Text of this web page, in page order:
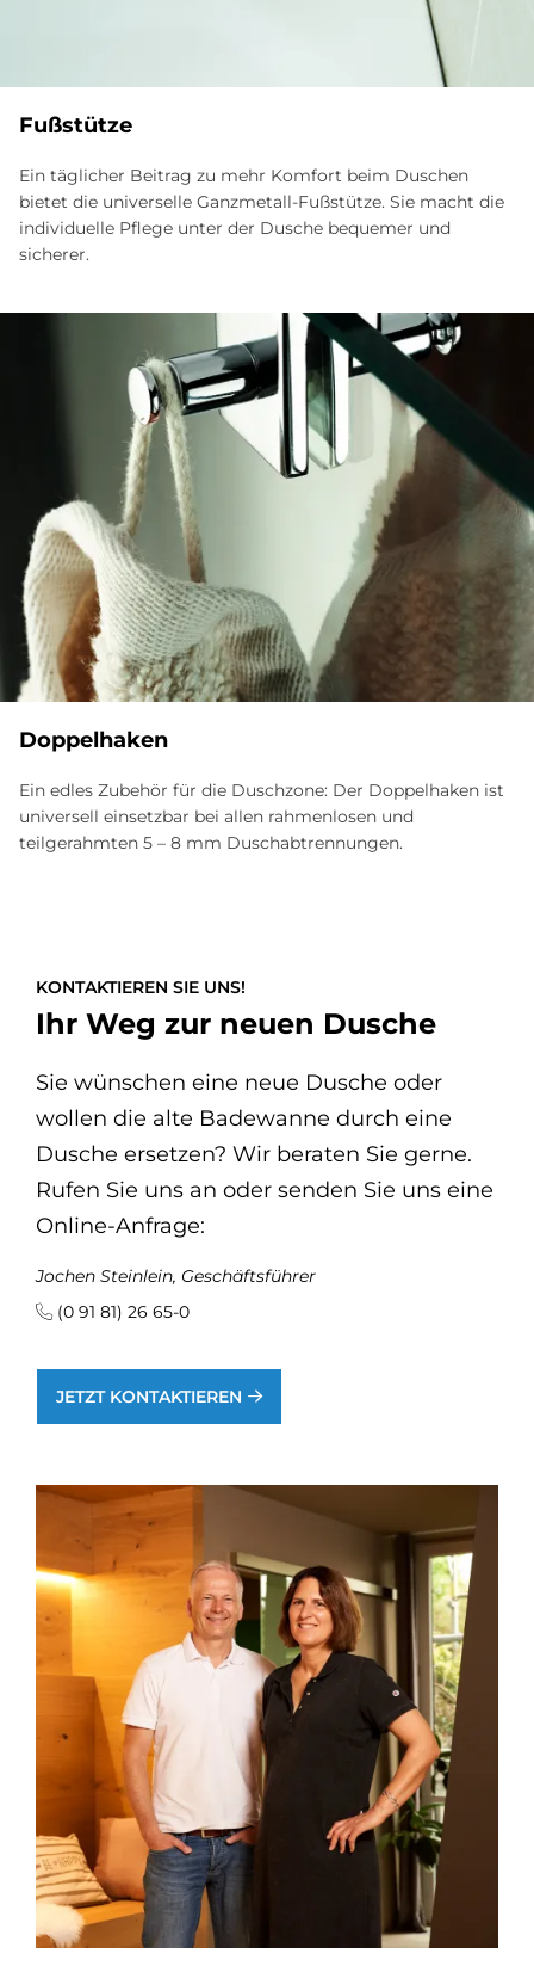
Fußstütze
Ein täglicher Beitrag zu mehr Komfort beim Duschen
bietet die universelle Ganzmetall-Fußstütze. Sie macht die
individuelle Pflege unter der Dusche bequemer und
sicherer.
Doppelhaken
Ein edles Zubehör für die Duschzone: Der Doppelhaken ist
universell einsetzbar bei allen rahmenlosen und
teilgerahmten 5 – 8 mm Duschabtrennungen.
KONTAKTIEREN SIE UNS!
Ihr Weg zur neuen Dusche
Sie wünschen eine neue Dusche oder
wollen die alte Badewanne durch eine
Dusche ersetzen? Wir beraten Sie gerne.
Rufen Sie uns an oder senden Sie uns eine
Online-Anfrage:
Jochen Steinlein, Geschäftsführer
(0 91 81) 26 65-0
JETZT KONTAKTIEREN